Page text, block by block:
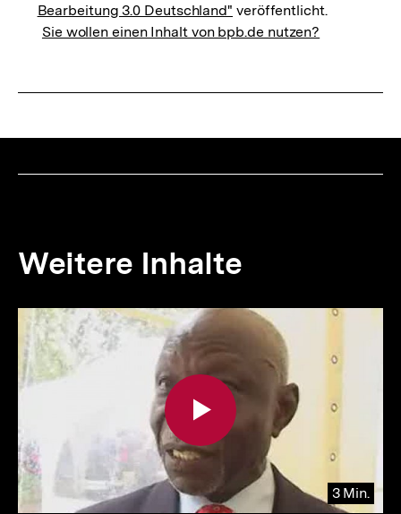
Bearbeitung 3.0 Deutschland" veröffentlicht.
Sie wollen einen Inhalt von bpb.de nutzen?
Weitere Inhalte
Inhaltskarousell
für
weitere
Inhalte
Inhaltskarussell
überspringen
3 Min.